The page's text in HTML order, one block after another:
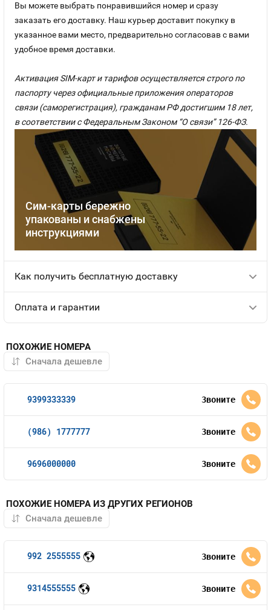
Сим-карты бережно
упакованы и снабжены
инструкциями
Вы можете выбрать понравившийся номер и сразу
заказать его доставку. Наш курьер доставит покупку в
указанное вами место, предварительно согласовав с вами
удобное время доставки.
Активация SIM-карт и тарифов осуществляется строго по
паспорту через официальные приложения операторов
связи (саморегистрация), гражданам РФ достигшим 18 лет,
в соответствии с Федеральным Законом “О связи” 126-ФЗ.
Как получить бесплатную доставку
Оплата и гарантии
ПОХОЖИЕ НОМЕРА
9399333339 Звоните
(986) 1777777 Звоните
9696000000 Звоните
ПОХОЖИЕ НОМЕРА ИЗ ДРУГИХ РЕГИОНОВ
992 2555555 Звоните
9314555555 Звоните